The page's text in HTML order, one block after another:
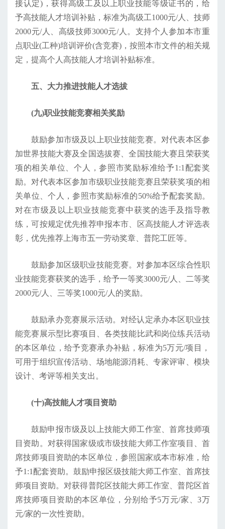
接认定)，获得高级工及以上职业技能等级证书的，给
予高技能人才培训补贴，标准为高级工1000元/人、技师
2000元/人、高级技师3000元/人。支持个人参加本市重
点职业(工种)培训评价(含竞赛)，按照本市文件的相关规
定，提高个人高技能人才培训补贴标准。
五、大力推进技能人才选拔
(九)职业技能竞赛相关奖励
鼓励参加市级及以上职业技能竞赛。对代表本区参
加世界技能大赛及全国选拔赛、全国技能大赛且荣获奖
项的相关单位、个人，参照市奖励标准给予1:1配套奖
励。对代表本区参加市级职业技能竞赛且荣获奖项的相
关单位、个人，参照市奖励标准的50%给予配套奖励。
对在市级及以上职业技能竞赛中获奖的选手及指导教
练，可按规定优先推荐申报本市、区高技能人才评选表
彰，优先推荐上海市五一劳动奖章、普陀工匠等。
鼓励参加区级职业技能竞赛。对参加本区综合性职
业技能竞赛获奖的选手，给予一等奖3000元/人、二等奖
2000元/人、三等奖1000元/人的奖励。
鼓励承办竞赛展示活动。对经认定承办本区职业技
能竞赛展示型比赛项目、各类技能比武和岗位练兵活动
的本区单位，给予竞赛承办补贴，标准为5万元/项目，
可用于组织宣传活动、场地能源消耗、专家评审、模块
设计、考评等相关支出。
(十)高技能人才项目资助
鼓励申报市级及以上技能大师工作室、首席技师项
目资助。对获得国家级或市级技能大师工作室项目、首
席技师项目资助的本区单位，参照国家或本市标准，给
予1:1配套资助。鼓励申报区级技能大师工作室、首席技
师项目资助。对获得普陀区技能大师工作室、普陀区首
席技师项目资助的本区单位，分别给予5万元/家、3万
元/家的一次性资助。